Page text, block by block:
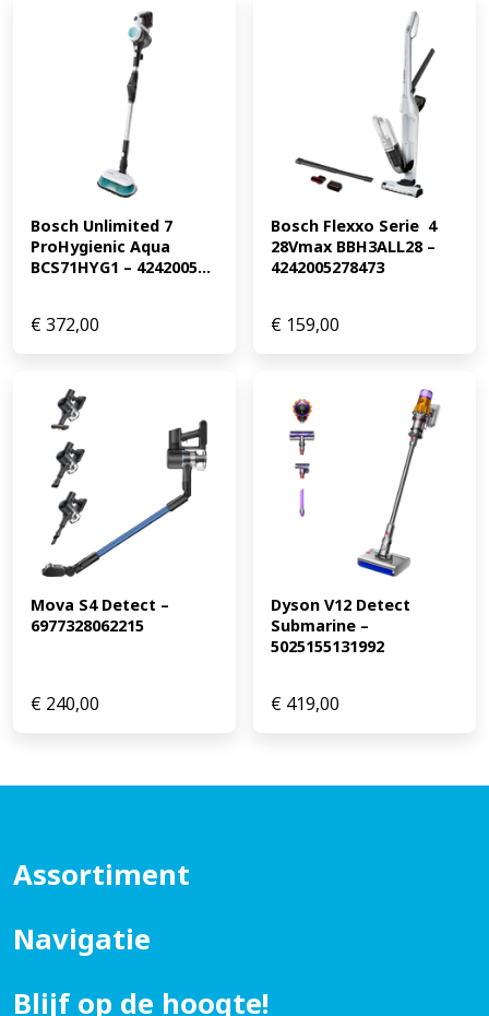
Bosch Unlimited 7
ProHygienic Aqua
BCS71HYG1 – 4242005...
€372,00
Bosch Flexxo Serie  4
28Vmax BBH3ALL28 –
4242005278473
€ 159,00
Mova S4 Detect –
6977328062215
€ 240,00
Dyson V12 Detect
Submarine –
5025155131992
€ 419,00
Assortiment
Navigatie
Blijf op de hoogte!